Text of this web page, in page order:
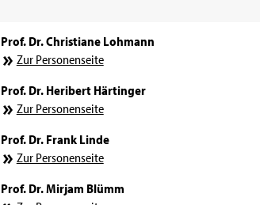
Prof. Dr. Christiane Lohmann
Zur Personenseite
Prof. Dr. Heribert Härtinger
Zur Personenseite​
Prof. Dr. Frank Linde
Zur Personenseite
Prof. Dr. Mirjam Blümm